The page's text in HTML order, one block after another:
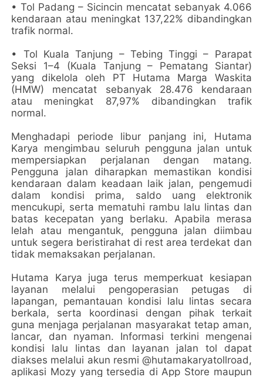
• Tol Padang – Sicincin mencatat sebanyak 4.066
kendaraan atau meningkat 137,22% dibandingkan
trafik normal.
• Tol Kuala Tanjung – Tebing Tinggi – Parapat
Seksi 1–4 (Kuala Tanjung – Pematang Siantar)
yang dikelola oleh PT Hutama Marga Waskita
(HMW) mencatat sebanyak 28.476 kendaraan
atau meningkat 87,97% dibandingkan trafik
normal.
Menghadapi periode libur panjang ini, Hutama
Karya mengimbau seluruh pengguna jalan untuk
mempersiapkan perjalanan dengan matang.
Pengguna jalan diharapkan memastikan kondisi
kendaraan dalam keadaan laik jalan, pengemudi
dalam kondisi prima, saldo uang elektronik
mencukupi, serta mematuhi rambu lalu lintas dan
batas kecepatan yang berlaku. Apabila merasa
lelah atau mengantuk, pengguna jalan diimbau
untuk segera beristirahat di rest area terdekat dan
tidak memaksakan perjalanan.
Hutama Karya juga terus memperkuat kesiapan
layanan melalui pengoperasian petugas di
lapangan, pemantauan kondisi lalu lintas secara
berkala, serta koordinasi dengan pihak terkait
guna menjaga perjalanan masyarakat tetap aman,
lancar, dan nyaman. Informasi terkini mengenai
kondisi lalu lintas dan layanan jalan tol dapat
diakses melalui akun resmi @hutamakaryatollroad,
aplikasi Mozy yang tersedia di App Store maupun